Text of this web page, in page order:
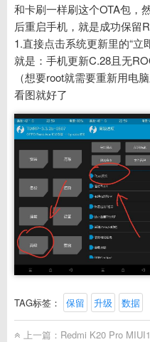
和卡刷一样刷这个OTA包，
后重启手机，就是成功保留
1.直接点击系统更新里的“立
就是：手机更新C.28且无
（想要root就需要重新用电
看图就好了
TAG标签： 保留 升级 数据
上一篇： Redmi K20 Pro